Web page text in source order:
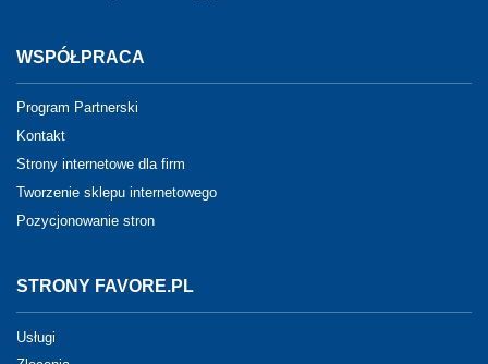
WSPÓŁPRACA
Program Partnerski
Kontakt
Strony internetowe dla firm
Tworzenie sklepu internetowego
Pozycjonowanie stron
STRONY FAVORE.PL
Usługi